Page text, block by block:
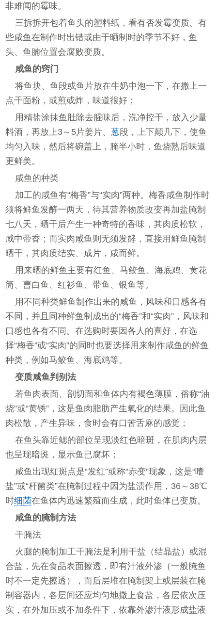
非难闻的霉味。
三拆拆开包着鱼头的塑料纸，看有否发霉变质。有
些咸鱼在制作时出错或由于晒制时的季节不好，鱼
头、鱼腩位置会腐败变质。
咸鱼的窍门
将鱼块、鱼段或鱼片放在牛奶中泡一下，在撒上一
点干面粉，或煎或炸，味道很好；
用精盐涂抹鱼肚除去腥味后，洗净控干，放入少量
料酒，再放上3～5片姜片、葱段，上下颠几下，使鱼
均匀入味，然后将碗盖上，腌半小时，鱼烧熟后味道
更鲜美。
咸鱼的种类
加工的咸鱼有“梅香”与“实肉”两种。梅香咸鱼制作时
须将鲜鱼发酵一两天，待其营养物质改变再加盐腌制
七八天，晒干后产生一种奇特的香味，其肉质松软，
咸中带香；而实肉咸鱼则无须发酵，直接用鲜鱼腌制
晒干，其肉质结实、成片，咸而鲜。
用来晒的鲜鱼主要有红鱼、马鲛鱼、海底鸡、黄花
筒、曹白鱼、红衫鱼、带鱼、银鱼等。
用不同种类鲜鱼制作出来的咸鱼，风味和口感各有
不同，并且同种鲜鱼制成出的“梅香”和“实肉”，风味和
口感也各有不同。在选购时要因各人的喜好，在选
择“梅香”或“实肉”的同时也要选择用来制作咸鱼的鲜鱼
种类，例如马鲛鱼、海底鸡等。
变质咸鱼判别法
若鱼肉表面、剖切面和鱼体内有褐色薄膜，俗称“油
烧”或“黄锈”，这是鱼肉脂肪产生氧化的结果。因此鱼
肉松散，产生异味，食时会有口苦舌麻的感觉；
在鱼头靠近鳃的部位呈现淡红色暗斑，在肌肉内层
也呈现暗斑，显示鱼已腐坏；
咸鱼出现红斑点是“发红”或称“赤变”现象，这是“嗜
盐”或“杆菌类”在腌制过程中因为盐渍作用，36～38℃
时细菌在鱼体内迅速繁殖而生成，此时鱼体已变质。
咸鱼的腌制方法
干腌法
火腿的腌制加工干腌法是利用干盐（结晶盐）或混
合盐，先在食品表面擦透，即有汁液外渗（一般腌鱼
时不一定先擦透），而后层堆在腌制架上或层装在腌
制容器内，各层间还应均匀地撒上食盐，各层依次压
实，在外加压或不加条件下，依靠外渗汁液形成盐液